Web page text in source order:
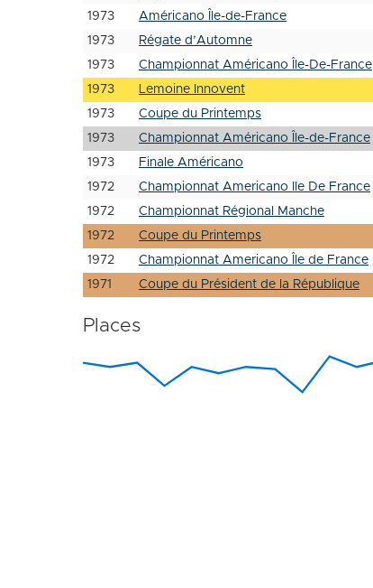
1973 Américano Île-de-France
1973 Régate d’Automne
1973 Championnat Américano Île-De-France
1973 Lemoine Innovent
1973 Coupe du Printemps
1973 Championnat Américano Île-de-France
1973 Finale Américano
1972 Championnat Americano Ile De France
1972 Championnat Régional Manche
1972 Coupe du Printemps
1972 Championnat Americano Île de France
1971 Coupe du Président de la République
Places